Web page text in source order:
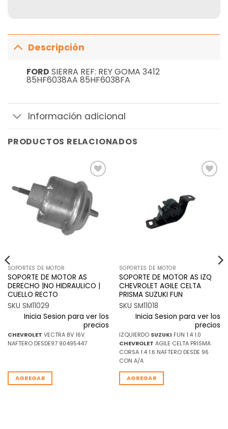
Descripción
FORD SIERRA REF: REY GOMA 3412
85HF6038AA 85HF6038FA
Información adicional
PRODUCTOS RELACIONADOS
Añadir
a la
lista de
deseos
SOPORTES DE MOTOR
SOPORTE DE MOTOR AS
DERECHO |NO HIDRAULICO |
CUELLO RECTO
SKU SM11029
Inicia Sesion para ver los
precios
CHEVROLET VECTRA 8V 16V
NAFTERO DESDE97 90495447
AGREGAR
lista de
SOPORTES DE MOTOR
SOPORTE DE MOTOR AS IZQ
CHEVROLET AGILE CELTA
PRISMA SUZUKI FUN
SKU SM11018
Inicia Sesion para ver los
precios
IZQUIERDO SUZUKI FUN 1.4 1.0
CHEVROLET AGILE CELTA PRISMA
CORSA 1.4 1.6 NAFTERO DESDE 96
CON A/A
AGREGAR